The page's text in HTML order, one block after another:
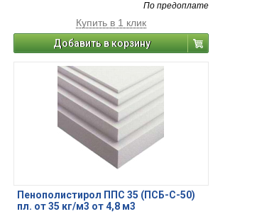
По предоплате
Купить в 1 клик
Добавить в корзину
Пенополистирол ППС 35 (ПСБ-С-50)
пл. от 35 кг/м3 от 4,8 м3